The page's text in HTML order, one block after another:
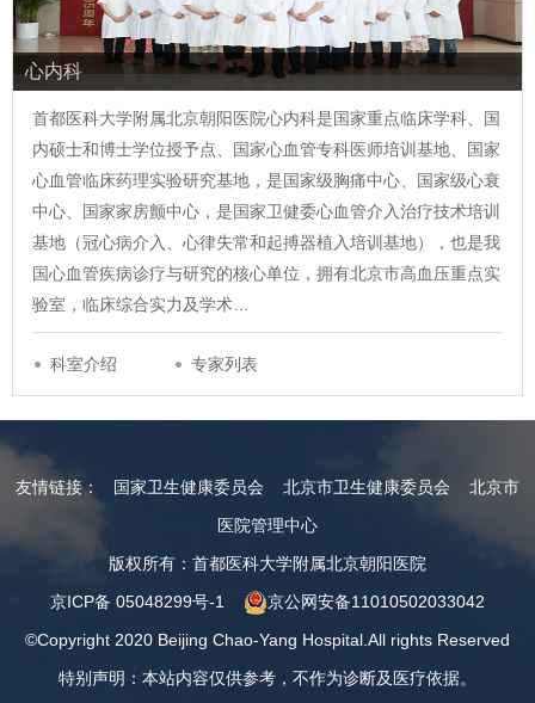
心内科
首都医科大学附属北京朝阳医院心内科是国家重点临床学科、国
内硕士和博士学位授予点、国家心血管专科医师培训基地、国家
心血管临床药理实验研究基地，是国家级胸痛中心、国家级心衰
中心、国家家房颤中心，是国家卫健委心血管介入治疗技术培训
基地（冠心病介入、心律失常和起搏器植入培训基地），也是我
国心血管疾病诊疗与研究的核心单位，拥有北京市高血压重点实
验室，临床综合实力及学术…
科室介绍 专家列表
友情链接： 国家卫生健康委员会 北京市卫生健康委员会
北京市
医院管理中心
版权所有：首都医科大学附属北京朝阳医院
京ICP备 05048299号-1
京公网安备11010502033042
©Copyright 2020 Beijing Chao-Yang Hospital.All rights Reserved
特别声明：本站内容仅供参考，不作为诊断及医疗依据。